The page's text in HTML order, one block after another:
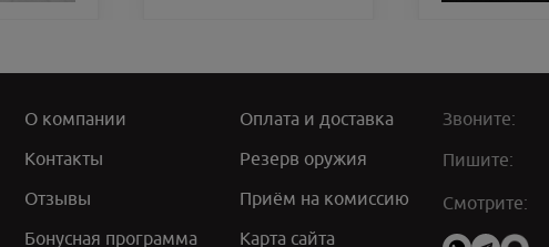
О компании
Контакты
Отзывы
Бонусная программа
Оплата и доставка
Резерв оружия
Приём на комиссию
Карта сайта
Звоните:
Пишите:
Смотрите: